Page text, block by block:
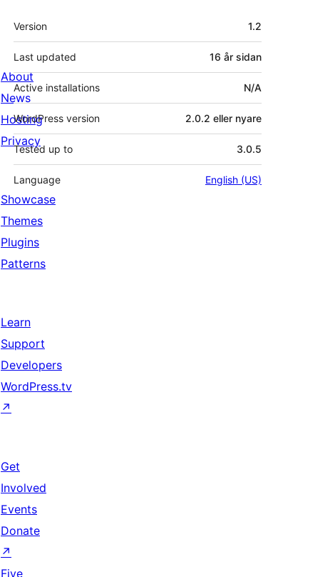
Om
Version 1.2
Last updated 16 år sidan
Active installations N/A
WordPress version 2.0.2 eller nyare
Tested up to 3.0.5
Language English (US)
About
News
Hosting
Privacy
Showcase
Themes
Plugins
Patterns
Learn
Support
Developers
WordPress.tv
↗
Get
Involved
Events
Donate
↗
Five